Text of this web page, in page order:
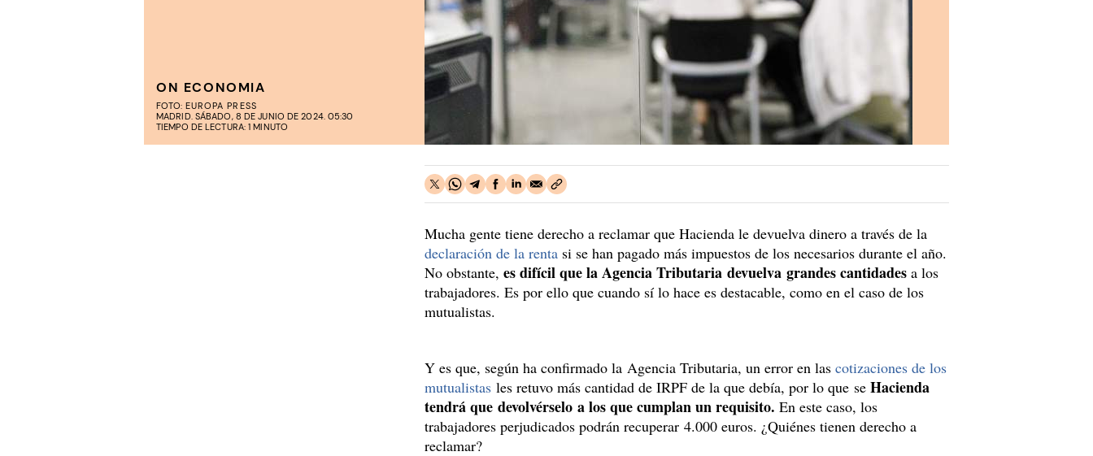
ON ECONOMIA
FOTO: EUROPA PRESS
MADRID. SÁBADO, 8 DE JUNIO DE 2024. 05:30
TIEMPO DE LECTURA: 1 MINUTO
Mucha gente tiene derecho a reclamar que Hacienda le devuelva dinero a través de la
declaración de la renta si se han pagado más impuestos de los necesarios durante el año.
No obstante, es difícil que la Agencia Tributaria devuelva grandes cantidades a los
trabajadores. Es por ello que cuando sí lo hace es destacable, como en el caso de los
mutualistas.
Y es que, según ha confirmado la Agencia Tributaria, un error en las cotizaciones de los
mutualistas les retuvo más cantidad de IRPF de la que debía, por lo que se Hacienda
tendrá que devolvérselo a los que cumplan un requisito. En este caso, los
trabajadores perjudicados podrán recuperar 4.000 euros. ¿Quiénes tienen derecho a
reclamar?